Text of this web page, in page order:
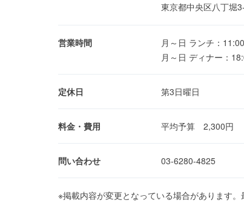
東京都中央区八丁堀
営業時間
月～日 ランチ：
月～日 ディナー：
定休日 第3日曜日
料金・費用 平均予算 2,300円
問い合わせ 03-6280-4825
※掲載内容が変更となっている場合があります